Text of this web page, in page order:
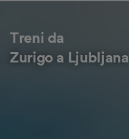
Treni da
Zurigo a Ljubljana